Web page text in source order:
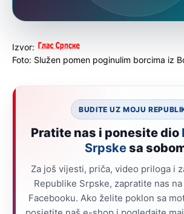
Izvor:
Foto: Služen pomen poginulim borcima iz
BUDITE UZ MOJU
Pratite nas i ponesite dio
Srpskesa
Za još vijesti, priča, video priloga i
Republike Srpske, zapratite nas
Facebooku. Ako želite poklon sa